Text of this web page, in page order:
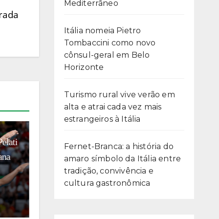
A dança do Bruxo na Itália:
Ronaldinho Gaúcho no Ravenna
Calcio unifica futebol, moda e
negócios
02/08/2026
Mediterrâneo
Itália nomeia Pietro
Tombaccini como novo
cônsul-geral em Belo
Horizonte
Turismo rural vive verão em
alta e atrai cada vez mais
estrangeiros à Itália
Fernet-Branca: a história do
amaro símbolo da Itália entre
tradição, convivência e
cultura gastronômica